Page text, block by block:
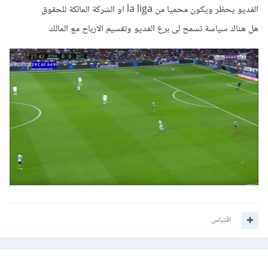
الفديو يحظر ويكون محميا من la liga او الشركة المالكة للحقوق
هل هناك سياسة تسمح لى برع الفديو وتقسيم الارباح مع المالك
اقتباس